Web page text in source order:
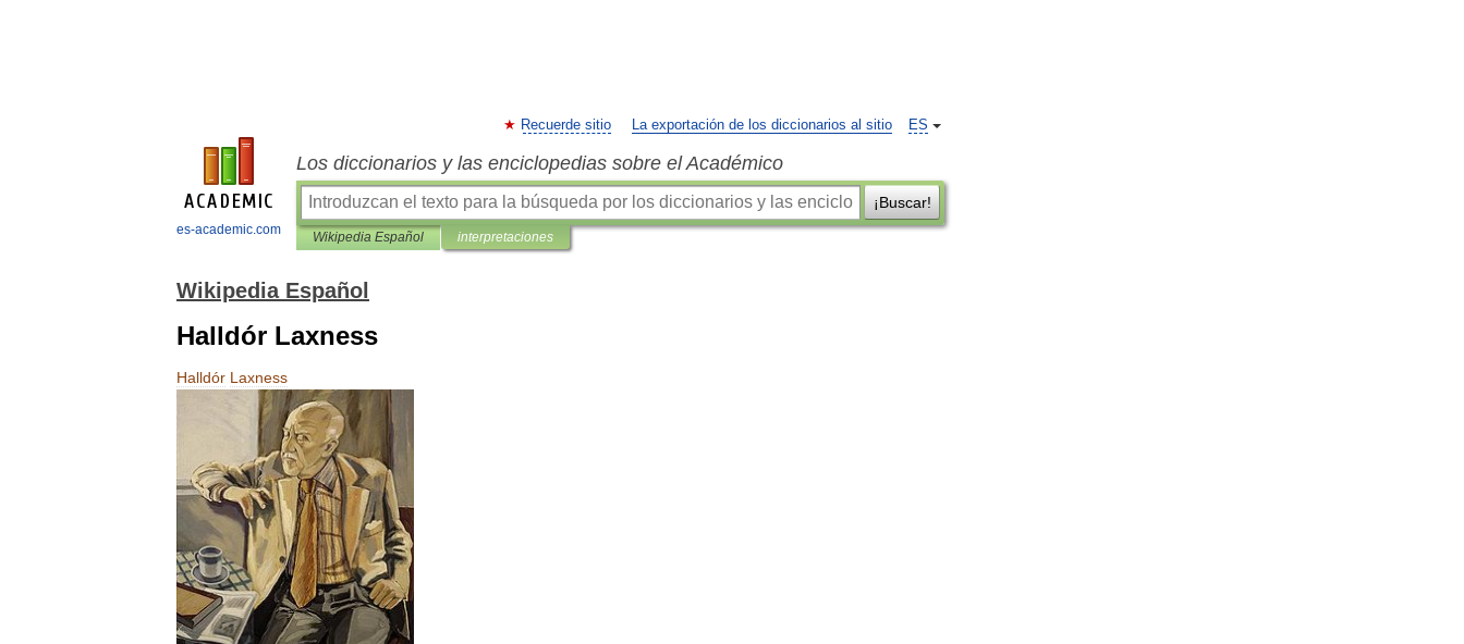
es-academic.com
ES
Recuerde sitio La exportación de los diccionarios al sitio
Los diccionarios y las enciclopedias sobre el Académico
¡Buscar!
Wikipedia Español interpretaciones
Wikipedia Español
Halldór Laxness
Halldór Laxness